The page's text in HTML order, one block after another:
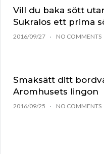
Vill du baka sött
Sukralos ett prima
2016/09/27 NO COMMENTS
Smaksätt ditt
Aromhusets lingon
2016/09/25 NO COMMENTS